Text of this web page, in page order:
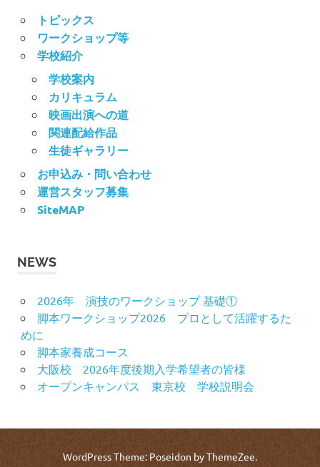
を
指
導
校。
シ
ョ
ン
トピックス
ワークショップ等
学校紹介
学校案内
カリキュラム
映画出演への道
関連配給作品
生徒ギャラリー
お申込み・問い合わせ
運営スタッフ募集
SiteMAP
NEWS
2026年 演技のワークショップ 基礎①
脚本ワークショップ2026 プロとして活躍するた
めに
脚本家養成コース
大阪校 2026年度後期入学希望者の皆様
オープンキャンパス 東京校 学校説明会
WordPress Theme: Poseidon by ThemeZee.